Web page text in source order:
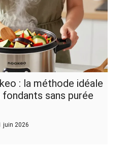
: la méthode idéale
sans purée
juin 2026